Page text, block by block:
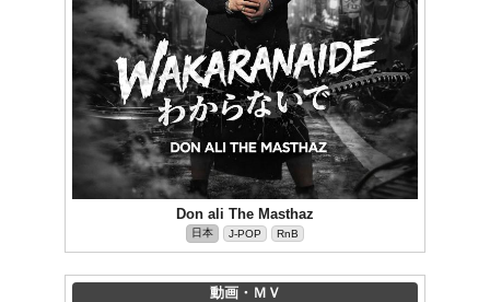
Don ali The Masthaz
日本 J-POP RnB
動画・ＭＶ